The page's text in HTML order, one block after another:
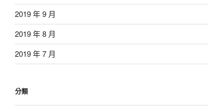
2019 年 9 月
2019 年 8 月
2019 年 7 月
分類